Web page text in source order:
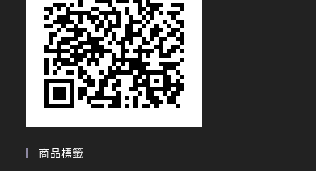
商品標籤